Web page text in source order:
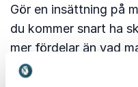
Gör en insättning på
du kommer snart ha
mer fördelar än vad
Oavsett var du